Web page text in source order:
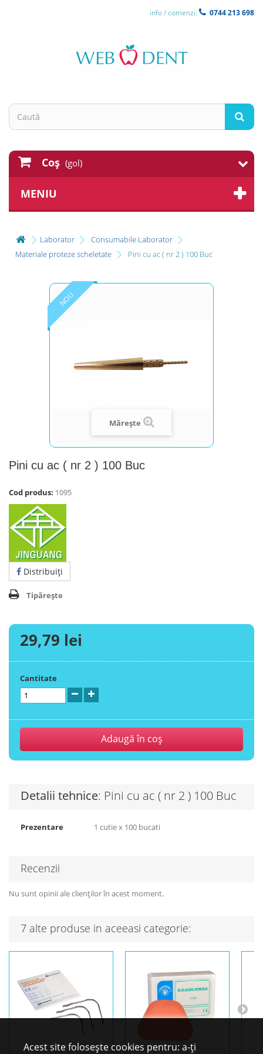
info / comenzi: 0744 213 698
Coş (gol)
MENIU
Laborator
Consumabile Laborator
Materiale proteze scheletate
Pini cu ac ( nr 2 ) 100 Buc
NOU
Mărește
Pini cu ac ( nr 2 ) 100 Buc
Cod produs: 1095
Distribuiţi
Tipărește
29,79 lei
Cantitate
Adaugă în coş
Detalii tehnice: Pini cu ac ( nr 2 ) 100 Buc
Prezentare 1 cutie x 100 bucati
Recenzii
Nu sunt opinii ale clienților în acest moment.
7 alte produse in aceeasi categorie:
Acest site folosește cookies pentru: a-ți